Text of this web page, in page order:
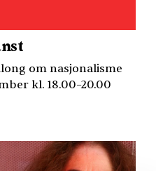
om nasjonalisme
kl. 18.00–20.00